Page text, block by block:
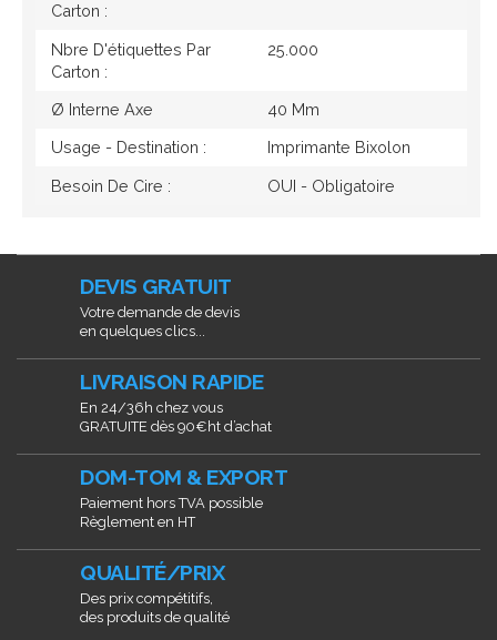
Carton :
Nbre D'étiquettes Par
Carton :
25.000
Ø Interne Axe 40 Mm
Usage - Destination : Imprimante Bixolon
Besoin De Cire : OUI - Obligatoire
DEVIS GRATUIT
Votre demande de devis
en quelques clics...
LIVRAISON RAPIDE
En 24/36h chez vous
GRATUITE dès 90€ht d’achat
DOM-TOM & EXPORT
Paiement hors TVA possible
Règlement en HT
QUALITÉ/PRIX
Des prix compétitifs,
des produits de qualité